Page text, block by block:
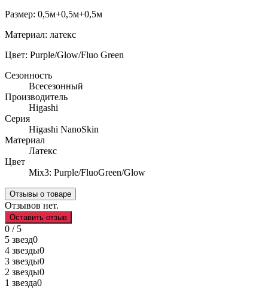
Размер: 0,5м+0,5м+0,5м
Материал: латекс
Цвет: Purple/Glow/Fluo Green
Сезонность
Всесезонный
Производитель
Higashi
Серия
Higashi NanoSkin
Материал
Латекс
Цвет
Mix3: Purple/FluoGreen/Glow
Отзывы о товаре
Отзывов нет.
Оставить отзыв
0 / 5
5 звезд0
4 звезды0
3 звезды0
2 звезды0
1 звезда0